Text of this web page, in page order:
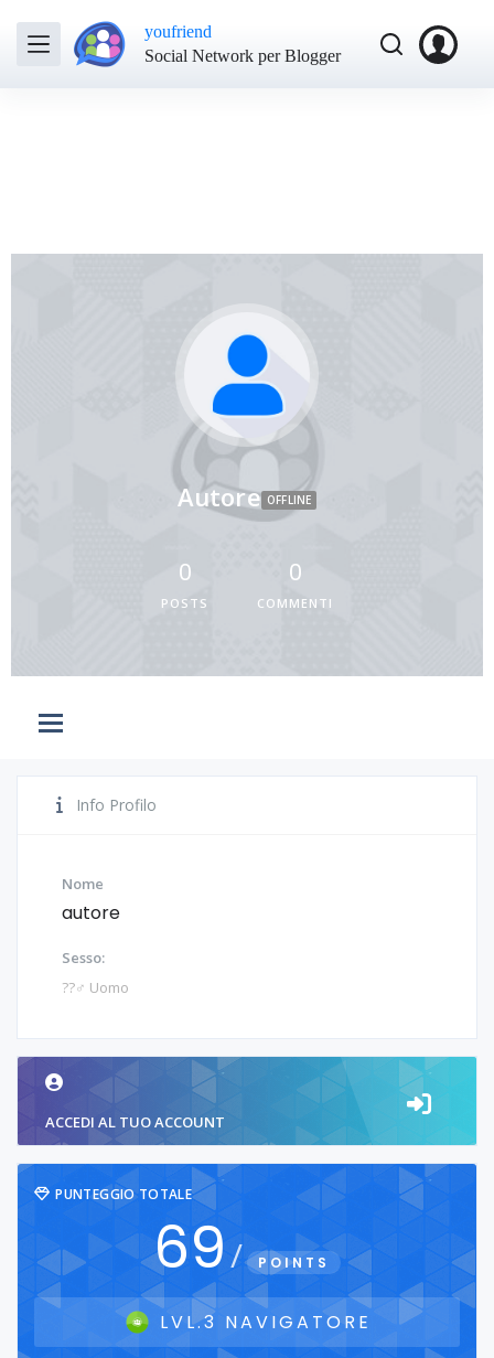
youfriend
Social Network per Blogger
Autore OFFLINE
0
POSTS
0
COMMENTI
Info Profilo
Nome
autore
Sesso:
??‍♂️ Uomo
ACCEDI AL TUO ACCOUNT
PUNTEGGIO TOTALE
69/ POINTS
LVL.3 NAVIGATORE